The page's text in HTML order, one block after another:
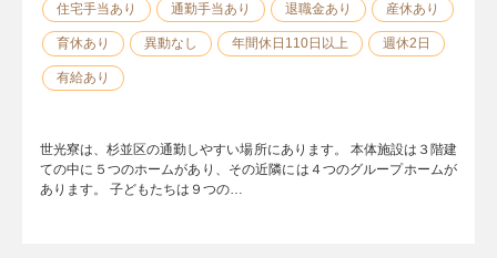
住宅手当あり 通勤手当あり 退職金あり 産休あり
育休あり 異動なし 年間休日110日以上 週休2日
有給あり
世光寮は、杉並区の通勤しやすい場所にあります。 本体施設は３階建
ての中に５つのホームがあり、その近隣には４つのグループホームが
あります。 子どもたちは９つの…